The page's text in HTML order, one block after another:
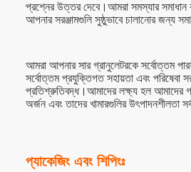
প্রশ্নের উত্তর দেবে।আমরা সমস্যার সমাধান
আপনার সরঞ্জামগুলি সুষ্ঠুভাবে চালানোর জন্য
আমরা আপনার সার গ্রানুলেটরকে সর্বোত্তম
সর্বোত্তম প্রযুক্তিগত সহায়তা এবং পরিষেবা
প্রতিশ্রুতিবদ্ধ।আমাদের লক্ষ্য হল আমাদের
অর্জন এবং তাদের খামারগুলির উৎপাদনশীলতা
প্যাকেজিং এবং শিপিংঃ